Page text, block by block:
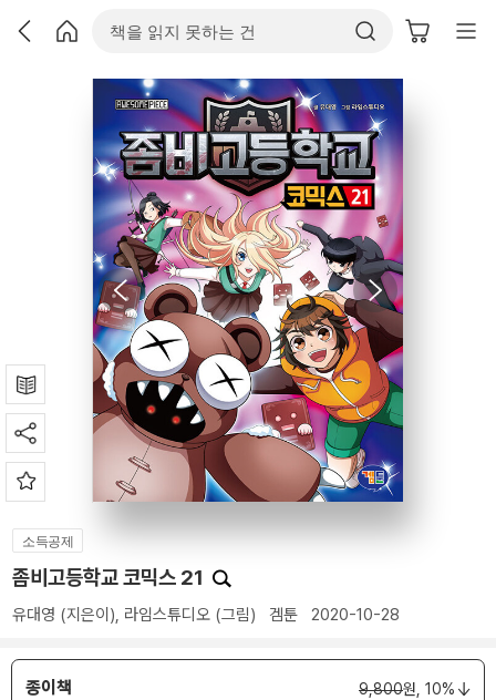
소득공제
좀비고등학교 코믹스 21
유대영 (지은이), 라임스튜디오 (그림) 겜툰 2020-10-28
종이책 9,800원, 10%